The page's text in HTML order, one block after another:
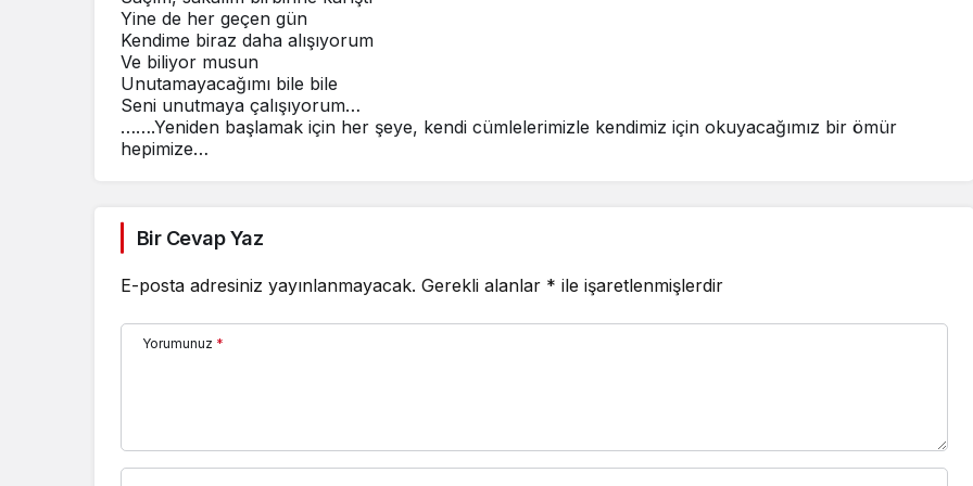
Yine de her geçen gün
Kendime biraz daha alışıyorum
Ve biliyor musun
Unutamayacağımı bile bile
Seni unutmaya çalışıyorum…
…….Yeniden başlamak için her şeye, kendi cümlelerimizle kendimiz için okuyacağımız bir ömür
hepimize…
Bir Cevap Yaz
E-posta adresiniz yayınlanmayacak. Gerekli alanlar * ile işaretlenmişlerdir
Yorumunuz *